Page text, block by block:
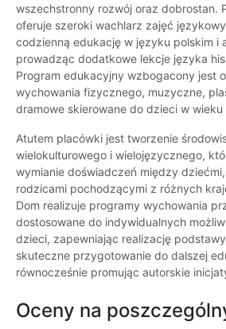
wszechstronny rozwój oraz dobrostan.
oferuje szeroki wachlarz zajęć
codzienną edukację w języku polskim i
prowadząc dodatkowe lekcje języka
Program edukacyjny wzbogacony jest
wychowania fizycznego, muzyczne,
dramowe skierowane do dzieci w
Atutem placówki jest tworzenie
wielokulturowego i wielojęzycznego,
wymianie doświadczeń między
rodzicami pochodzącymi z różnych
Dom realizuje programy wychowania
dostosowane do indywidualnych
dzieci, zapewniając realizację
skuteczne przygotowanie do dalszej
równocześnie promując autorskie
Oceny na